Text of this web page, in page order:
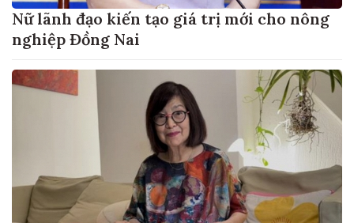
Nữ lãnh đạo kiến tạo giá trị mới cho nông
nghiệp Đồng Nai